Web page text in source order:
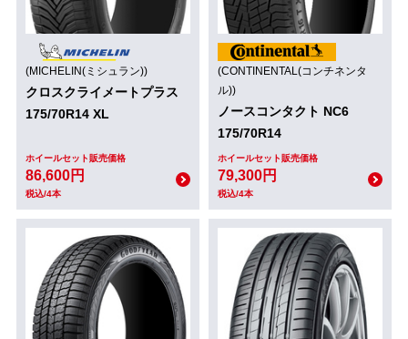
(MICHELIN(ミシュラン))
クロスクライメートプラス
175/70R14 XL
ホイールセット販売価格
86,600円
税込/4本
(CONTINENTAL(コンチネンタ
ル))
ノースコンタクト NC6
175/70R14
ホイールセット販売価格
79,300円
税込/4本